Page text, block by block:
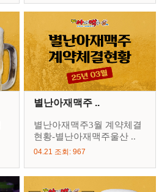
별난아재맥주 ..
별난아재맥주3월 계약체결
현황-별난아재맥주울산 ..
04.21 조회: 967